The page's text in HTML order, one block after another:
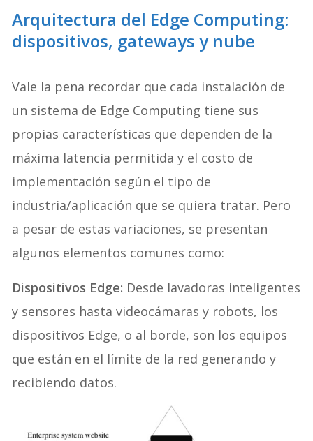
Arquitectura del Edge Computing:
dispositivos, gateways y nube
Vale la pena recordar que cada instalación de
un sistema de Edge Computing tiene sus
propias características que dependen de la
máxima latencia permitida y el costo de
implementación según el tipo de
industria/aplicación que se quiera tratar. Pero
a pesar de estas variaciones, se presentan
Dispositivos Edge:
Desde lavadoras inteligentes
y sensores hasta videocámaras y robots, los
dispositivos Edge, o al borde, son los equipos
que están en el límite de la red generando y